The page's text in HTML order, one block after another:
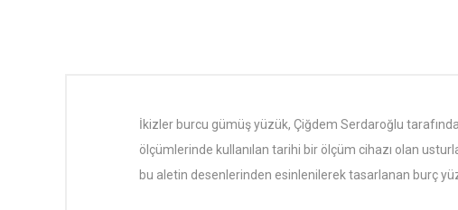
İkizler burcu gümüş yüzük, Çiğdem Serdaroğlu
ölçümlerinde kullanılan tarihi bir ölçüm cihazı olan
bu aletin desenlerinden esinlenilerek tasarlanan burç